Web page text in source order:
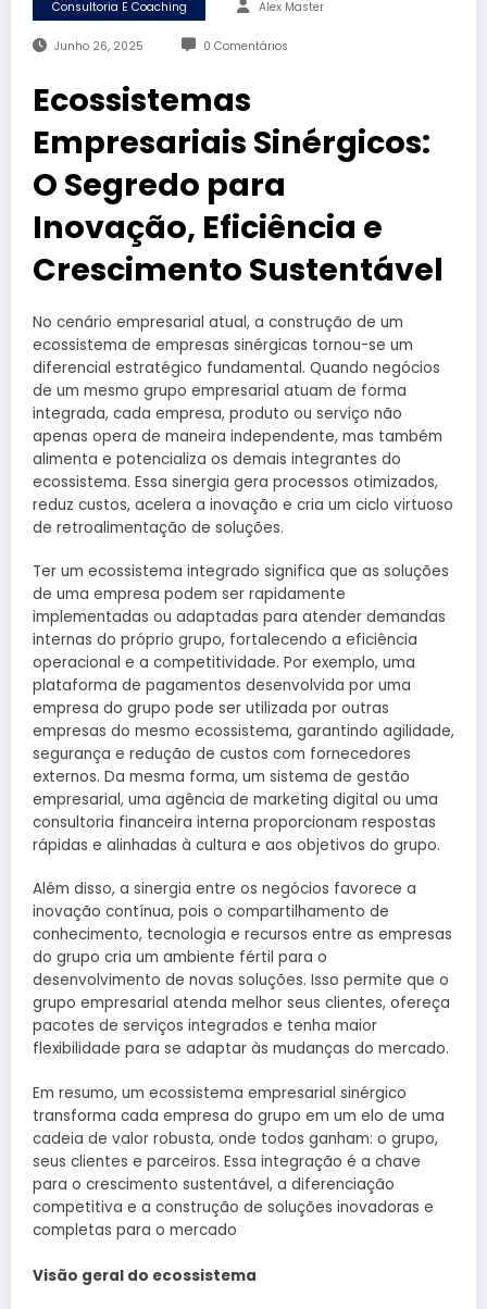
Consultoria E Coaching Alex Master
Junho 26, 2025 0 Comentários
Ecossistemas
Empresariais Sinérgicos:
O Segredo para
Inovação, Eficiência e
Crescimento Sustentável
No cenário empresarial atual, a construção de um
ecossistema de empresas sinérgicas tornou-se um
diferencial estratégico fundamental. Quando negócios
de um mesmo grupo empresarial atuam de forma
integrada, cada empresa, produto ou serviço não
apenas opera de maneira independente, mas também
alimenta e potencializa os demais integrantes do
ecossistema. Essa sinergia gera processos otimizados,
reduz custos, acelera a inovação e cria um ciclo virtuoso
de retroalimentação de soluções.
Ter um ecossistema integrado significa que as soluções
de uma empresa podem ser rapidamente
implementadas ou adaptadas para atender demandas
internas do próprio grupo, fortalecendo a eficiência
operacional e a competitividade. Por exemplo, uma
plataforma de pagamentos desenvolvida por uma
empresa do grupo pode ser utilizada por outras
empresas do mesmo ecossistema, garantindo agilidade,
segurança e redução de custos com fornecedores
externos. Da mesma forma, um sistema de gestão
empresarial, uma agência de marketing digital ou uma
consultoria financeira interna proporcionam respostas
rápidas e alinhadas à cultura e aos objetivos do grupo.
Além disso, a sinergia entre os negócios favorece a
inovação contínua, pois o compartilhamento de
conhecimento, tecnologia e recursos entre as empresas
do grupo cria um ambiente fértil para o
desenvolvimento de novas soluções. Isso permite que o
grupo empresarial atenda melhor seus clientes, ofereça
pacotes de serviços integrados e tenha maior
flexibilidade para se adaptar às mudanças do mercado.
Em resumo, um ecossistema empresarial sinérgico
transforma cada empresa do grupo em um elo de uma
cadeia de valor robusta, onde todos ganham: o grupo,
seus clientes e parceiros. Essa integração é a chave
para o crescimento sustentável, a diferenciação
competitiva e a construção de soluções inovadoras e
completas para o mercado
Visão geral do ecossistema